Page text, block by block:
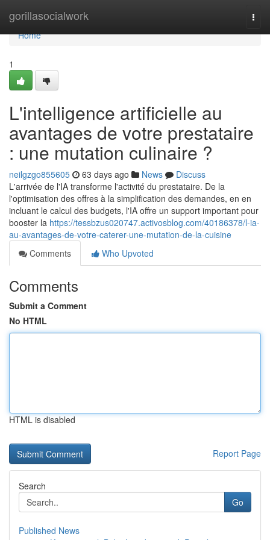
gorillasocialwork
Home
Home
1
L'intelligence artificielle au
avantages de votre prestataire
: une mutation culinaire ?
neilgzgo855605 63 days ago News
Discuss
L'arrivée de l'IA transforme l'activité du prestataire. De la
l'optimisation des offres à la simplification des demandes, en en
incluant le calcul des budgets, l'IA offre un support important pour
booster la https://tessbzus020747.activosblog.com/40186378/l-ia-
au-avantages-de-votre-caterer-une-mutation-de-la-cuisine
Comments
Who Upvoted
Comments
Submit a Comment
No HTML
HTML is disabled
Report Page
Search
Go
Published News